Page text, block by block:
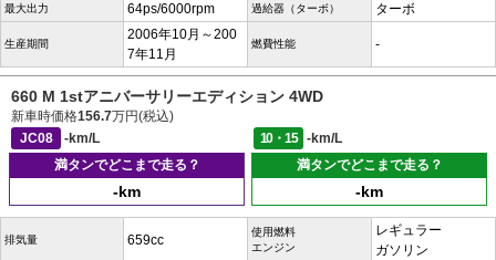
最大出力 64ps/6000rpm 過給器（ターボ） ターボ
生産期間
2006年10月～200
7年11月
燃費性能 -
660 M 1stアニバーサリーエディション 4WD
新車時価格156.7万円(税込)
JC08
-km/L 10・15
-km/L
満タンでどこまで走る？
-km
満タンでどこまで走る？
-km
排気量 659cc
使用燃料
エンジン
レギュラー
ガソリン